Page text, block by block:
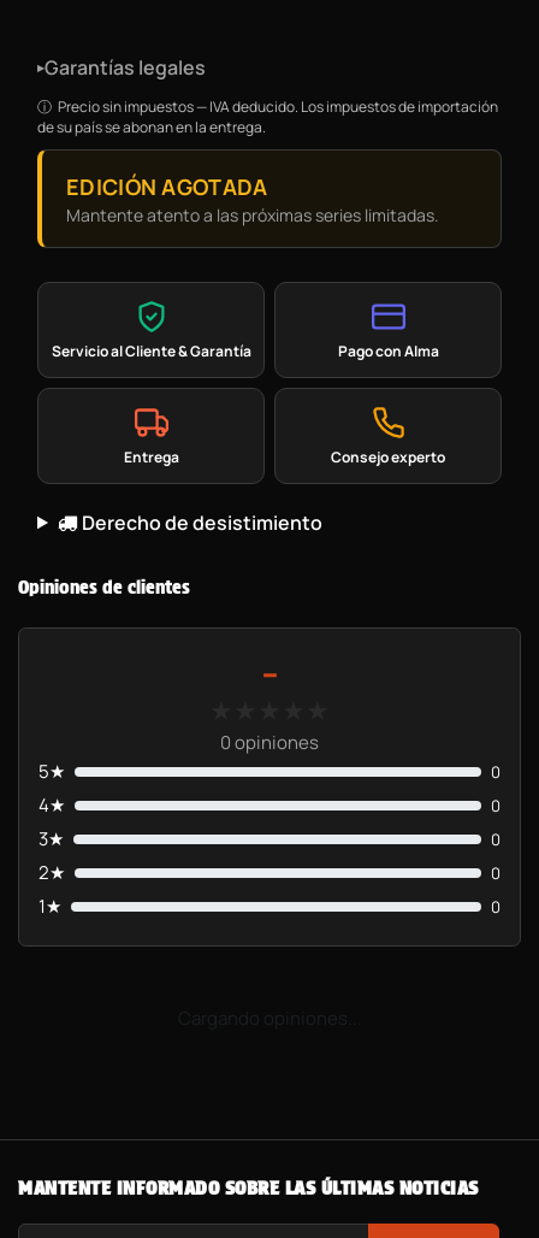
▸Garantías legales
Precio sin impuestos — IVA deducido. Los impuestos de importación
de su país se abonan en la entrega.
EDICIÓN AGOTADA
Mantente atento a las próximas series limitadas.
Servicio al Cliente & Garantía Pago con Alma
Entrega Consejo experto
Derecho de desistimiento
Opiniones de clientes
-
0 opiniones
5★
0
4★ 0
3★ 0
2★ 0
1★ 0
Cargando opiniones...
MANTENTE INFORMADO SOBRE LAS ÚLTIMAS NOTICIAS